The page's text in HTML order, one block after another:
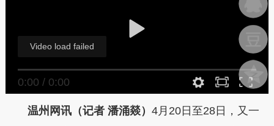
0:00 / 0:00
Video load failed
温州网讯（记者 潘涌燚） 4月20日至28日，又一